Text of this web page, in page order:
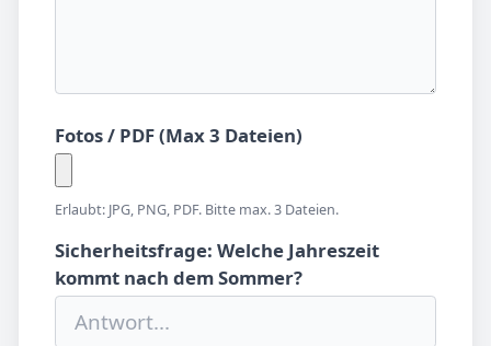
Fotos / PDF (Max 3 Dateien)
Erlaubt: JPG, PNG, PDF. Bitte max. 3 Dateien.
Sicherheitsfrage: Welche Jahreszeit
kommt nach dem Sommer?